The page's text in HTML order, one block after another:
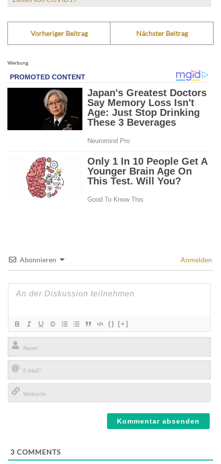
Vorheriger Beitrag Nächster Beitrag
Werbung
Abonnieren Anmelden
{} [+]
Name*
E-
Mail*
3 COMMENTS